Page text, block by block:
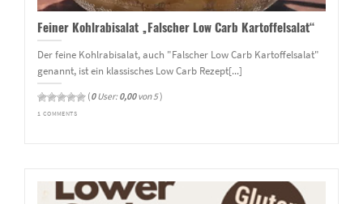
Feiner Kohlrabisalat „Falscher Low Carb Kartoffelsalat“
Der feine Kohlrabisalat, auch "Falscher Low Carb Kartoffelsalat"
genannt, ist ein klassisches Low Carb Rezept[...]
(0User: 0,00von 5)
1 COMMENTS